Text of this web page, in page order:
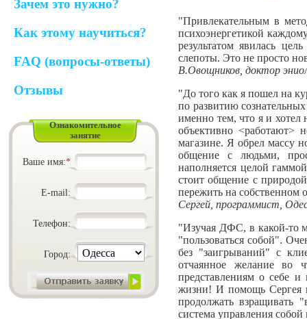
Зачем это нужно?
Как этому научиться?
FAQ (вопросы-ответы)
Отзывы
Ознакомительное
занятие
Ваше имя:*
E-mail:
Телефон:
Город:
"Привлекательным в
психоэнергетикой
результатом явилась
слепоты. Это не просто
В.Овощников, доктор
"До того как я пошел на
по развитию
именно тем, что я и хотел
объективно <работают>
магазине. Я обрел массу
общение с людьми,
наполняется целой
стоит общение с
пережить на собственном
Сергей, программист,
"Изучая ДФС, в какой-то
"пользоваться собой".
без "заигрываний" с
отчаянное желание во
представлениям о себе
жизни! И помощь Сергея в
продолжать взращивать
система управления